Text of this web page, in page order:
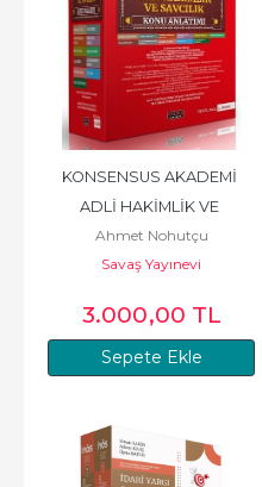
Sepete Ekle
KONSENSUS AKADEMİ
ADLİ HAKİMLİK VE
SAVCILIK KONU ANLATIMI
Ahmet Nohutçu
Savaş Yayınevi
3.000,00 TL